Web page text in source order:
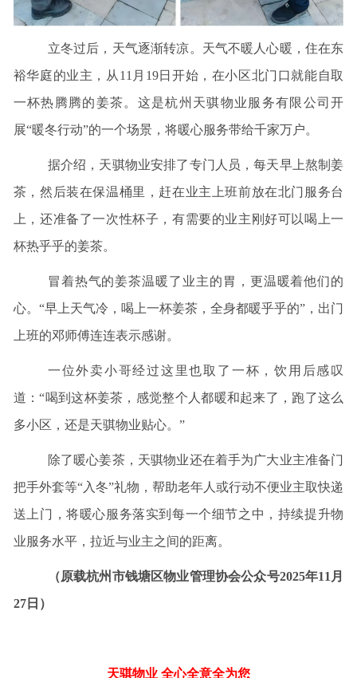
立冬过后，天气逐渐转凉。天气不暖人心暖，住在东
裕华庭的业主，从11月19日开始，在小区北门口就能自取
一杯热腾腾的姜茶。这是杭州天骐物业服务有限公司开
展“暖冬行动”的一个场景，将暖心服务带给千家万户。
据介绍，天骐物业安排了专门人员，每天早上熬制姜
茶，然后装在保温桶里，赶在业主上班前放在北门服务台
上，还准备了一次性杯子，有需要的业主刚好可以喝上一
杯热乎乎的姜茶。
冒着热气的姜茶温暖了业主的胃，更温暖着他们的
心。“早上天气冷，喝上一杯姜茶，全身都暖乎乎的”，出门
上班的邓师傅连连表示感谢。
一位外卖小哥经过这里也取了一杯，饮用后感叹
道：“喝到这杯姜茶，感觉整个人都暖和起来了，跑了这么
多小区，还是天骐物业贴心。”
除了暖心姜茶，天骐物业还在着手为广大业主准备门
把手外套等“入冬”礼物，帮助老年人或行动不便业主取快递
送上门，将暖心服务落实到每一个细节之中，持续提升物
业服务水平，拉近与业主之间的距离。
（原载杭州市钱塘区物业管理协会公众号2025年11月
27日）
天骐物业 全心全意全为您